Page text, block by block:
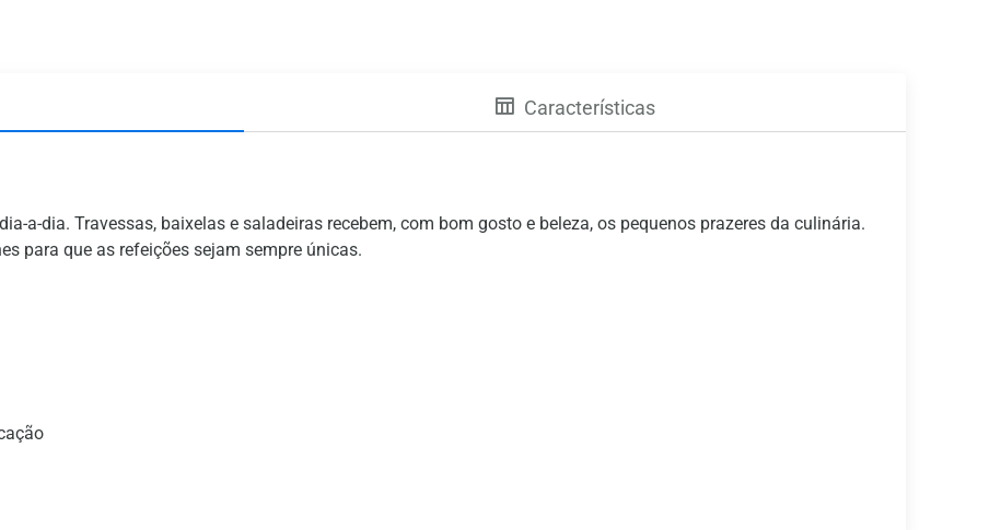
Características
a-dia. Travessas, baixelas e saladeiras recebem, com bom gosto e beleza, os pequenos prazeres da culinária.
para que as refeições sejam sempre únicas.